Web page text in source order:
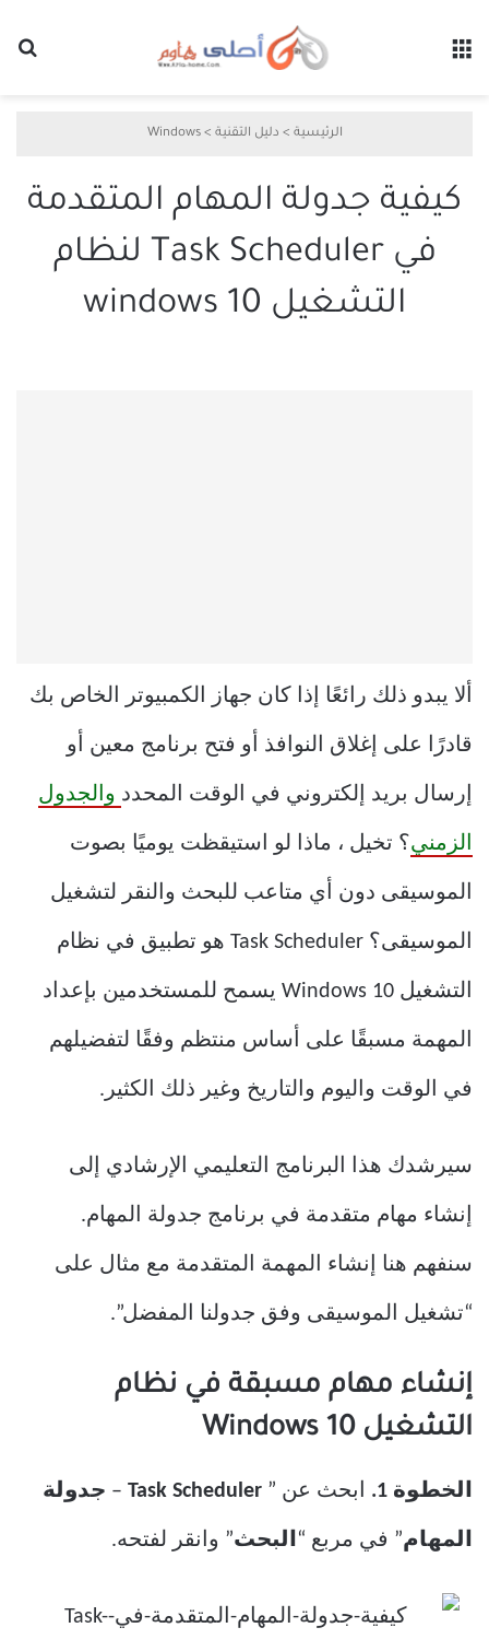
الرئيسية > دليل التقنية >
Windows
كيفية جدولة المهام المتقدمة
في Task Scheduler لنظام
التشغيل windows 10
ألا يبدو ذلك رائعًا إذا كان جهاز الكمبيوتر الخاص بك
قادرًا على إغلاق النوافذ أو فتح برنامج معين أو
إرسال بريد إلكتروني في الوقت المحدد والجدول
الزمني ؟ تخيل ، ماذا لو استيقظت يوميًا بصوت
الموسيقى دون أي متاعب للبحث والنقر لتشغيل
الموسيقى؟ Task Scheduler هو تطبيق في نظام
التشغيل Windows 10 يسمح للمستخدمين بإعداد
المهمة مسبقًا على أساس منتظم وفقًا لتفضيلهم
في الوقت واليوم والتاريخ وغير ذلك الكثير.
سيرشدك هذا البرنامج التعليمي الإرشادي إلى
إنشاء مهام متقدمة في برنامج جدولة المهام.
سنفهم هنا إنشاء المهمة المتقدمة مع مثال على
“تشغيل الموسيقى وفق جدولنا المفضل”.
إنشاء مهام مسبقة في نظام
التشغيل Windows 10
الخطوة 1. ابحث عن ” Task Scheduler
– جدولة
المهام” في مربع “البحث” وانقر لفتحه.